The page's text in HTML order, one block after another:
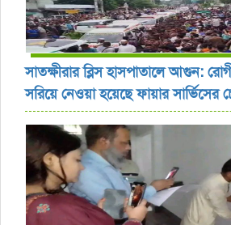
সাতক্ষীরার ব্লিস হাসপাতালে আগুন:
সরিয়ে নেওয়া হয়েছে ফায়ার সার্ভিসের